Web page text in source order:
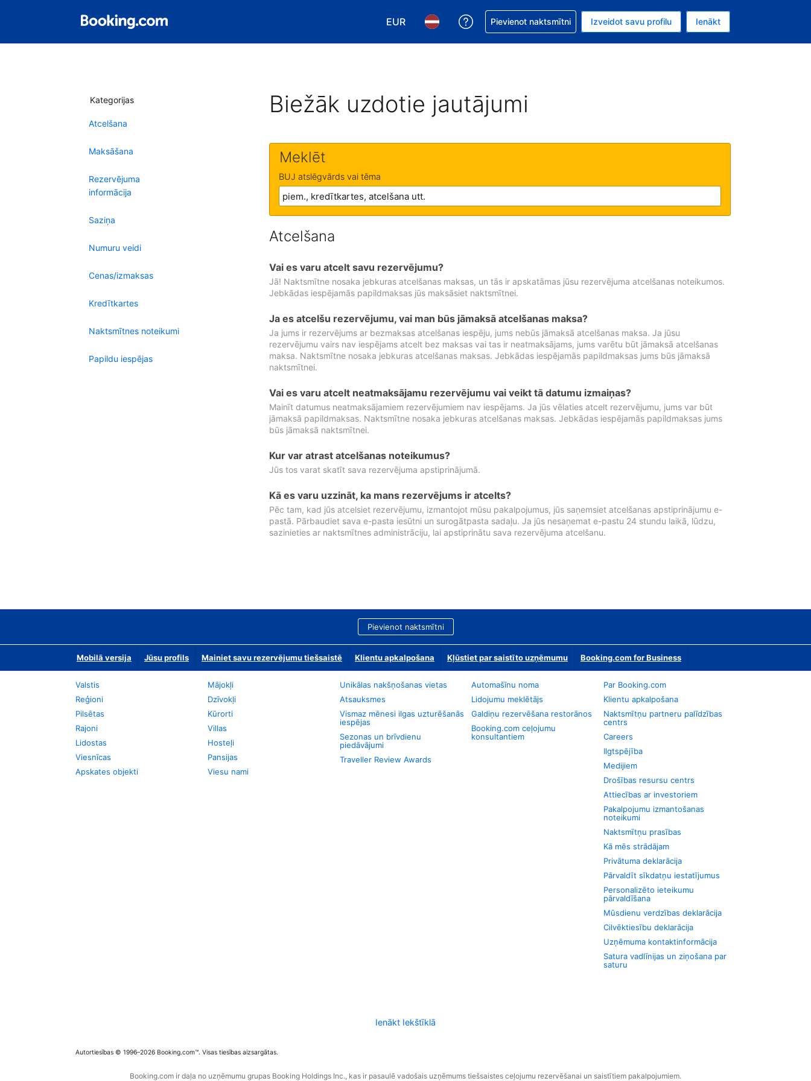
EUR
Izvēlēties valūtu. Jūsu pašreizējā valūta ir Eiro.
Izvēlēties valodu. Jūsu pašreizējā valoda ir Latviski.
Saņemiet palīdzību saistībā ar savu rezervējumu.
Pievienot naktsmītni Izveidot savu profilu Ienākt
Kategorijas
Atcelšana
Maksāšana
Rezervējuma
informācija
Saziņa
Numuru veidi
Cenas/izmaksas
Kredītkartes
Naktsmītnes noteikumi
Papildu iespējas
Biežāk uzdotie jautājumi
Meklēt
BUJ atslēgvārds vai tēma
Atcelšana
Vai es varu atcelt savu rezervējumu?
Jā! Naktsmītne nosaka jebkuras atcelšanas maksas, un tās ir apskatāmas jūsu rezervējuma atcelšanas noteikumos.
Jebkādas iespējamās papildmaksas jūs maksāsiet naktsmītnei.
Ja es atcelšu rezervējumu, vai man būs jāmaksā atcelšanas maksa?
Ja jums ir rezervējums ar bezmaksas atcelšanas iespēju, jums nebūs jāmaksā atcelšanas maksa. Ja jūsu
rezervējumu vairs nav iespējams atcelt bez maksas vai tas ir neatmaksājams, jums varētu būt jāmaksā atcelšanas
maksa. Naktsmītne nosaka jebkuras atcelšanas maksas. Jebkādas iespējamās papildmaksas jums būs jāmaksā
naktsmītnei.
Vai es varu atcelt neatmaksājamu rezervējumu vai veikt tā datumu izmaiņas?
Mainīt datumus neatmaksājamiem rezervējumiem nav iespējams. Ja jūs vēlaties atcelt rezervējumu, jums var būt
jāmaksā papildmaksas. Naktsmītne nosaka jebkuras atcelšanas maksas. Jebkādas iespējamās papildmaksas jums
būs jāmaksā naktsmītnei.
Kur var atrast atcelšanas noteikumus?
Jūs tos varat skatīt sava rezervējuma apstiprinājumā.
Kā es varu uzzināt, ka mans rezervējums ir atcelts?
Pēc tam, kad jūs atcelsiet rezervējumu, izmantojot mūsu pakalpojumus, jūs saņemsiet atcelšanas apstiprinājumu e-
pastā. Pārbaudiet sava e-pasta iesūtni un surogātpasta sadaļu. Ja jūs nesaņemat e-pastu 24 stundu laikā, lūdzu,
sazinieties ar naktsmītnes administrāciju, lai apstiprinātu sava rezervējuma atcelšanu.
Pievienot naktsmītni
Mobilā versija Jūsu profils Mainiet savu rezervējumu tiešsaistē Klientu apkalpošana Kļūstiet par saistīto uzņēmumu Booking.com for Business
Valstis
Reģioni
Pilsētas
Rajoni
Lidostas
Viesnīcas
Apskates objekti
Mājokļi
Dzīvokļi
Kūrorti
Villas
Hosteļi
Pansijas
Viesu nami
Unikālas nakšņošanas vietas
Atsauksmes
Vismaz mēnesi ilgas uzturēšanās
iespējas
Sezonas un brīvdienu
piedāvājumi
Traveller Review Awards
Automašīnu noma
Lidojumu meklētājs
Galdiņu rezervēšana restorānos
Booking.com ceļojumu
konsultantiem
Par Booking.com
Klientu apkalpošana
Naktsmītņu partneru palīdzības
centrs
Careers
Ilgtspējība
Medijiem
Drošības resursu centrs
Attiecības ar investoriem
Pakalpojumu izmantošanas
noteikumi
Naktsmītņu prasības
Kā mēs strādājam
Privātuma deklarācija
Pārvaldīt sīkdatņu iestatījumus
Personalizēto ieteikumu
pārvaldīšana
Mūsdienu verdzības deklarācija
Cilvēktiesību deklarācija
Uzņēmuma kontaktinformācija
Satura vadlīnijas un ziņošana par
saturu
Ienākt Iekštīklā
Autortiesības © 1996–2026 Booking.com™. Visas tiesības aizsargātas.
Booking.com ir daļa no uzņēmumu grupas Booking Holdings Inc., kas ir pasaulē vadošais uzņēmums tiešsaistes ceļojumu rezervēšanai un saistītiem pakalpojumiem.